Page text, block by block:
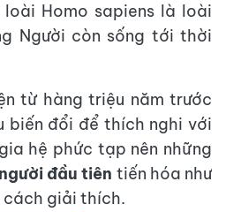
Homo sapiens là loài
Người còn sống tới thời
từ hàng triệu năm trước
biến đổi để thích nghi với
hệ phức tạp nên những
đầu tiên tiến hóa như
cách giải thích.